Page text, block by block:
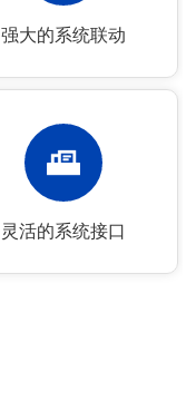
强大的系统联动
灵活的系统接口